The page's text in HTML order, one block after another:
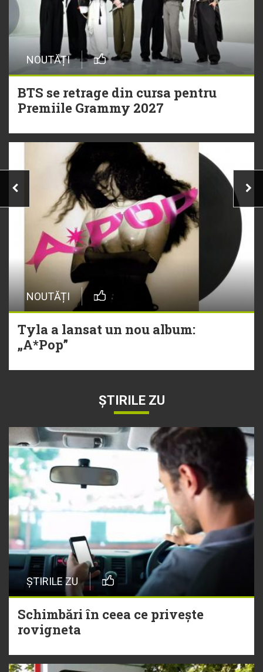
NOUTĂȚI
BTS se retrage din cursa pentru
Premiile Grammy 2027
NOUTĂȚI
Tyla a lansat un nou album:
„A*Pop”
ȘTIRILE ZU
ȘTIRILE ZU
Schimbări în ceea ce privește
rovigneta